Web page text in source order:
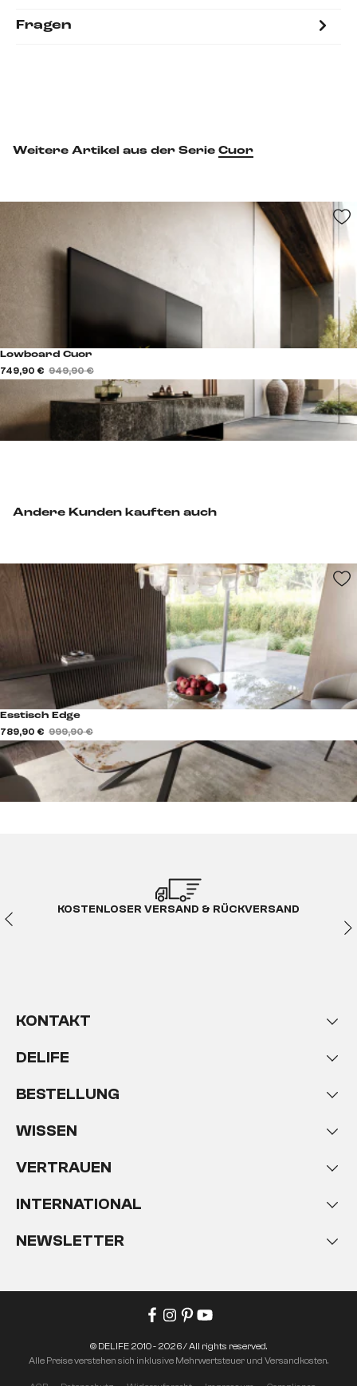
Fragen
Andere Kunden kauften auch
Esstisch Edge
789,90 € 999,90 €
Weitere Artikel aus der Serie Cuor
Lowboard Cuor
749,90 € 949,90 €
KOSTENLOSER VERSAND & RÜCKVERSAND
KONTAKT
DELIFE
BESTELLUNG
WISSEN
VERTRAUEN
INTERNATIONAL
NEWSLETTER
© DELIFE 2010 - 2026 / All rights reserved.
Alle Preise verstehen sich inklusive Mehrwertsteuer und Versandkosten.